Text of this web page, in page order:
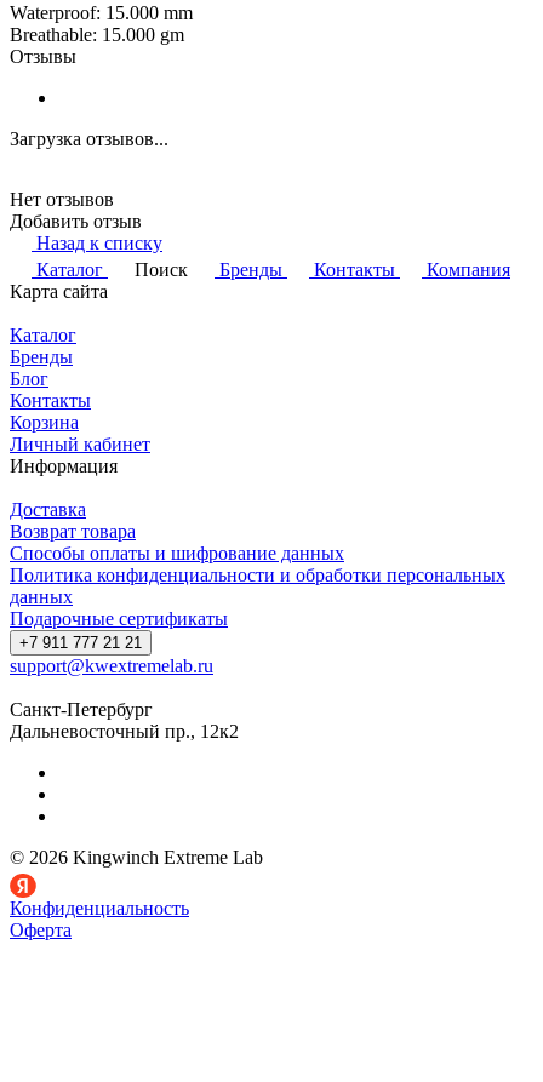
Waterproof: 15.000 mm
Breathable: 15.000 gm
Отзывы
Загрузка отзывов...
Нет отзывов
Добавить отзыв
Назад к списку
Каталог
Поиск Бренды Контакты
Компания
Карта сайта
Каталог
Бренды
Блог
Контакты
Корзина
Личный кабинет
Информация
Доставка
Возврат товара
Способы оплаты и шифрование данных
Политика конфиденциальности и обработки персональных
данных
Подарочные сертификаты
+7 911 777 21 21
support@kwextremelab.ru
Санкт-Петербург
Дальневосточный пр., 12к2
© 2026 Kingwinch Extreme Lab
Конфиденциальность
Оферта